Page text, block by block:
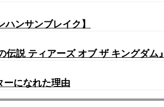
ンサンブレイク】
説 ティアーズ オブ ザ キングダム』
ーになれた理由